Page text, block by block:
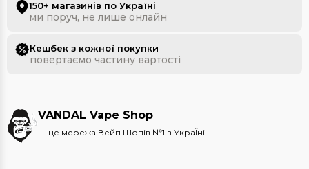
150+ магазинів по Україні
ми поруч, не лише онлайн
Кешбек з кожної покупки
повертаємо частину вартості
VANDAL Vape Shop
— це мережа Вейп Шопів №1 в УкраЇні.